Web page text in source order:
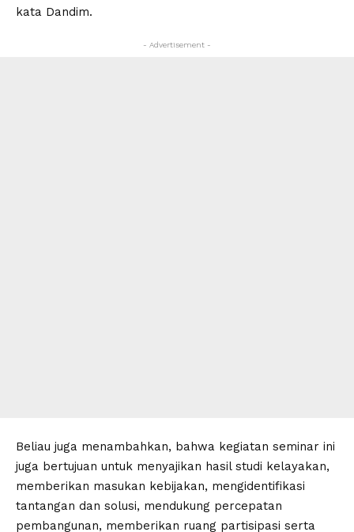
kata Dandim.
- Advertisement -
Beliau juga menambahkan, bahwa kegiatan seminar ini
juga bertujuan untuk menyajikan hasil studi kelayakan,
memberikan masukan kebijakan, mengidentifikasi
tantangan dan solusi, mendukung percepatan
pembangunan, memberikan ruang partisipasi serta